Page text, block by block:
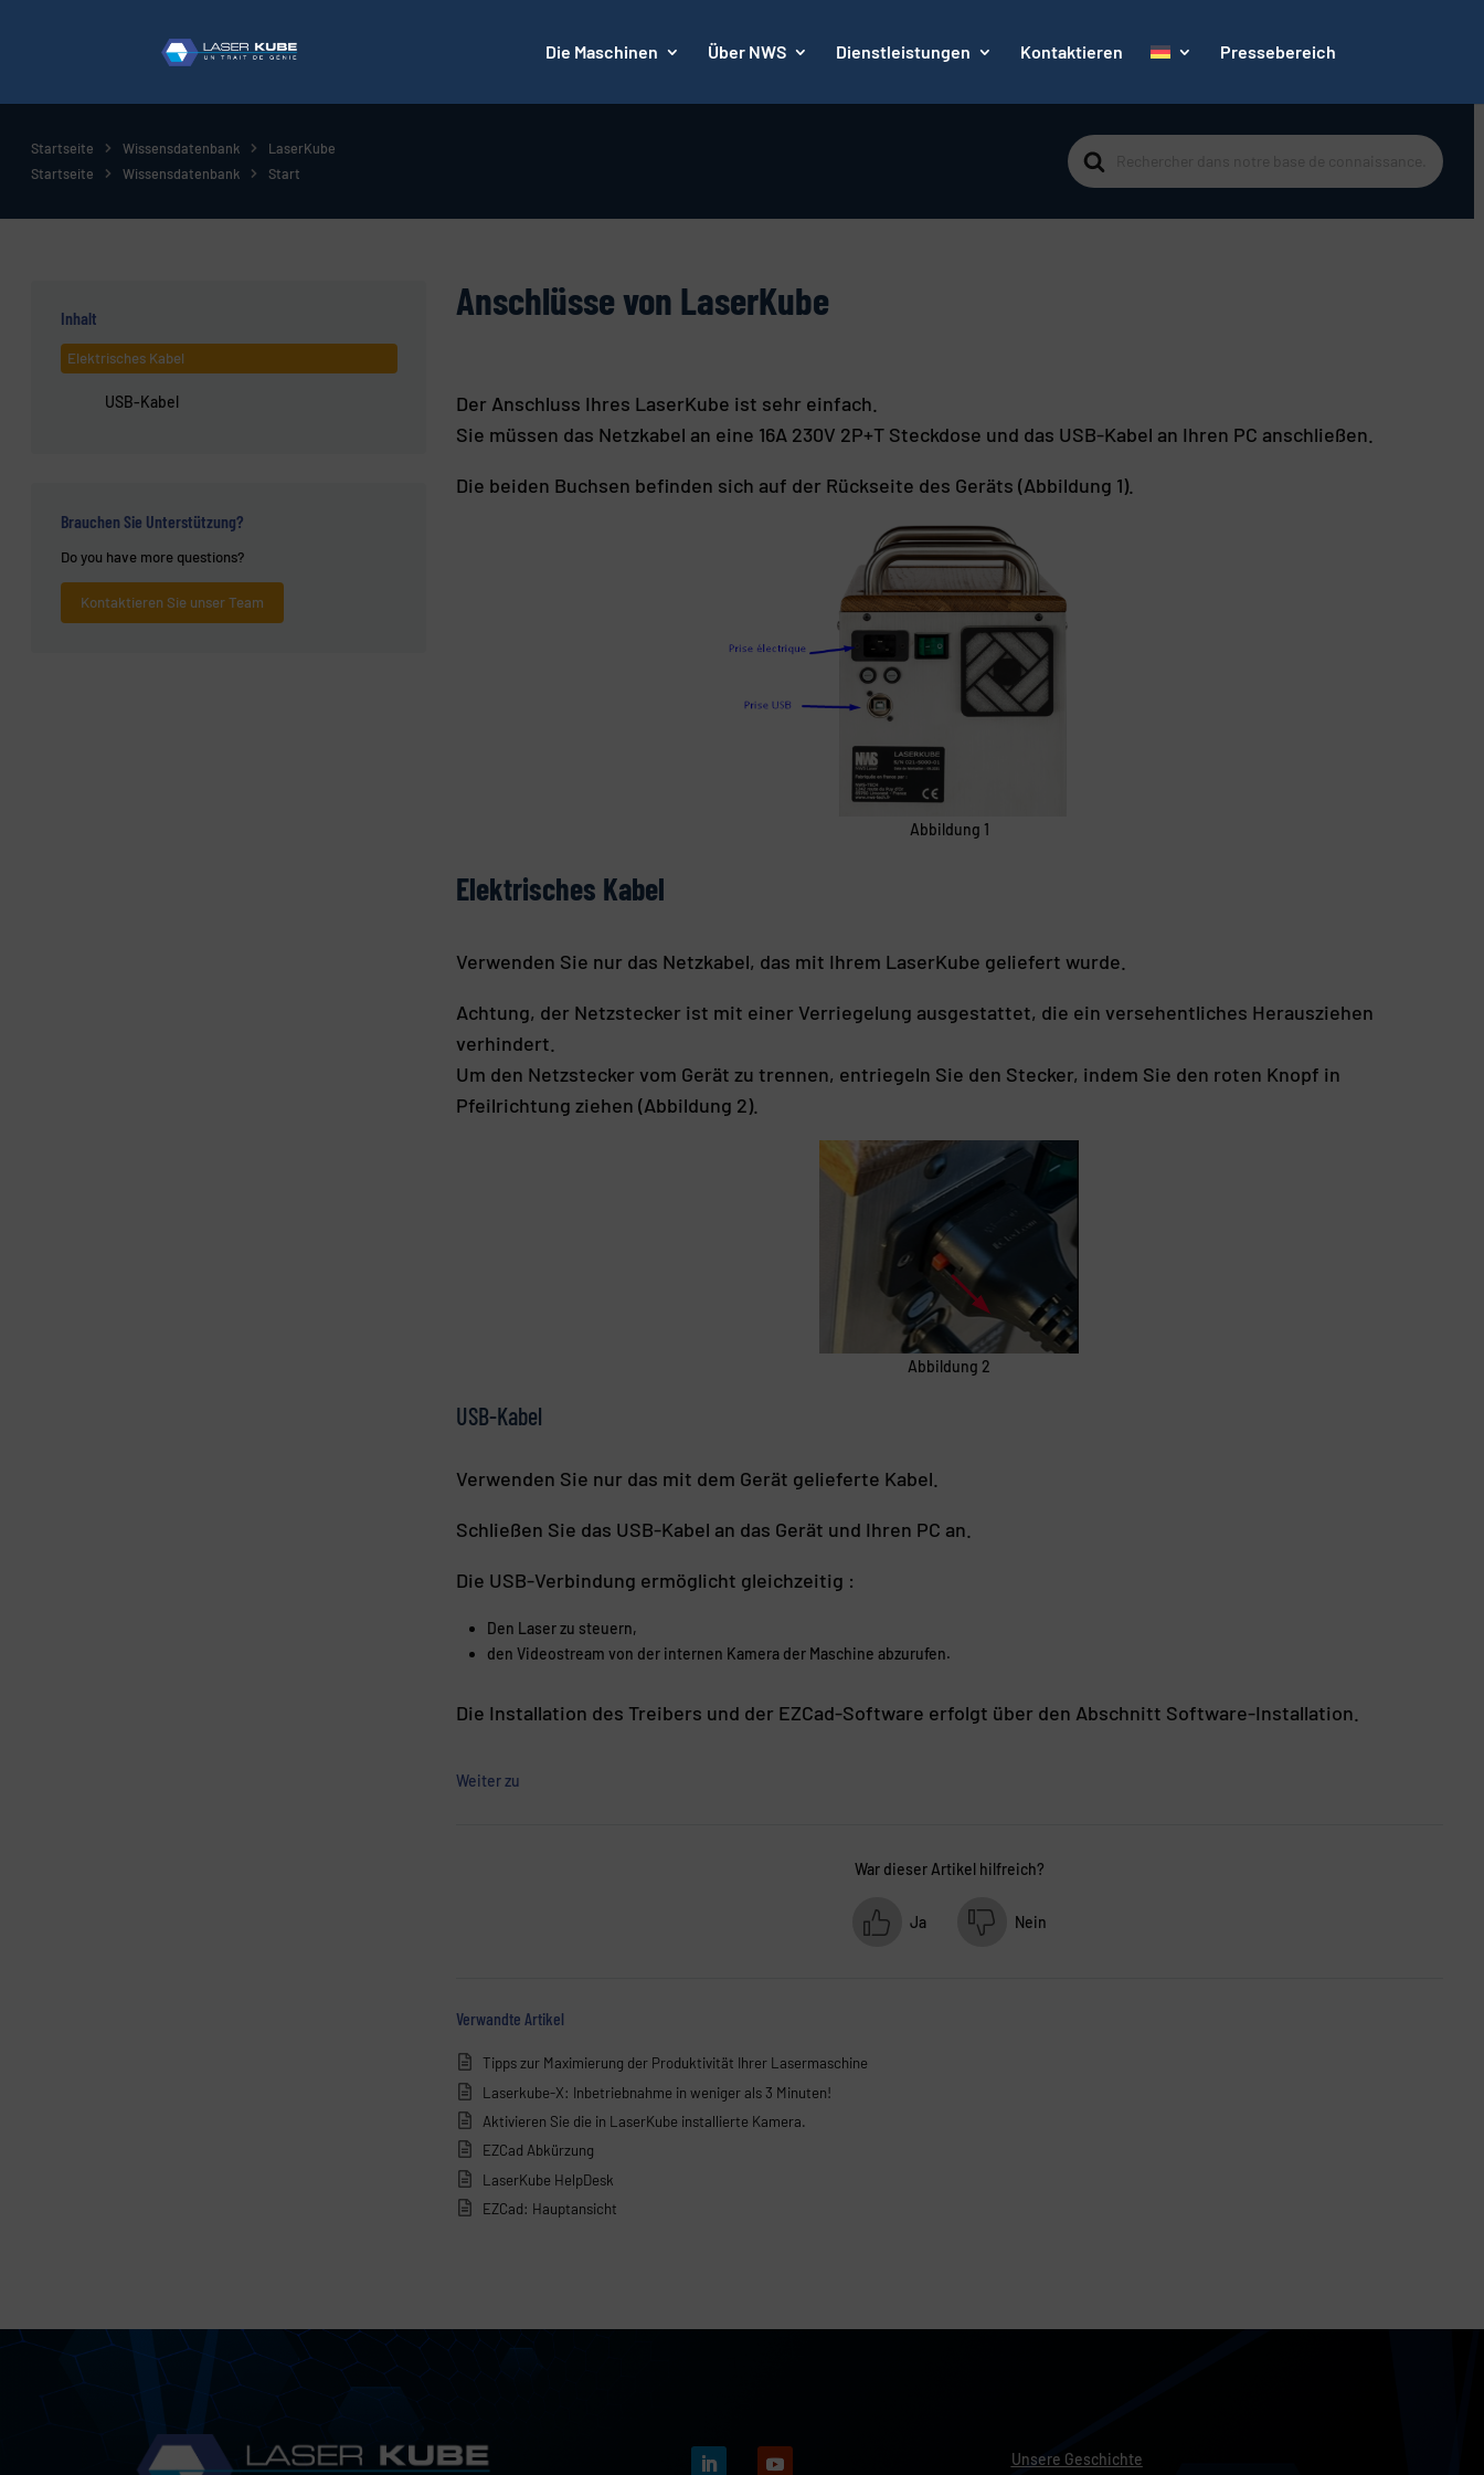
Die Maschinen Über NWS Dienstleistungen Kontaktieren Pressebereich
Suche
nach
Startseite Wissensdatenbank
LaserKube
Startseite
Wissensdatenbank Start
Anschlüsse von LaserKube
Der Anschluss Ihres LaserKube ist sehr einfach.
Sie müssen das Netzkabel an eine 16A 230V 2P+T Steckdose und das USB-Kabel an Ihren PC anschließen.
Die beiden Buchsen befinden sich auf der Rückseite des Geräts (Abbildung 1).
Abbildung 1
Elektrisches Kabel
Verwenden Sie nur das Netzkabel, das mit Ihrem LaserKube geliefert wurde.
Achtung, der Netzstecker ist mit einer Verriegelung ausgestattet, die ein versehentliches Herausziehen
verhindert.
Um den Netzstecker vom Gerät zu trennen, entriegeln Sie den Stecker, indem Sie den roten Knopf in
Pfeilrichtung ziehen (Abbildung 2).
Abbildung 2
USB-Kabel
Verwenden Sie nur das mit dem Gerät gelieferte Kabel.
Schließen Sie das USB-Kabel an das Gerät und Ihren PC an.
Die USB-Verbindung ermöglicht gleichzeitig :
Den Laser zu steuern,
den Videostream von der internen Kamera der Maschine abzurufen.
Die Installation des Treibers und der EZCad-Software erfolgt über den Abschnitt Software-Installation.
Weiter zu
War dieser Artikel hilfreich?
Ja Nein
Verwandte Artikel
Tipps zur Maximierung der Produktivität Ihrer Lasermaschine
Laserkube-X: Inbetriebnahme in weniger als 3 Minuten!
Aktivieren Sie die in LaserKube installierte Kamera.
EZCad Abkürzung
LaserKube HelpDesk
EZCad: Hauptansicht
Inhalt
Elektrisches Kabel
USB-Kabel
Brauchen Sie Unterstützung?
Do you have more questions?
Kontaktieren Sie unser Team
Unsere Geschichte